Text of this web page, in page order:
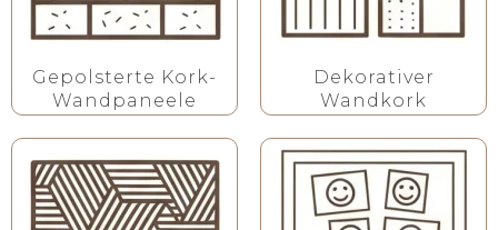
Gepolsterte Kork-
Wandpaneele
Dekorativer
Wandkork